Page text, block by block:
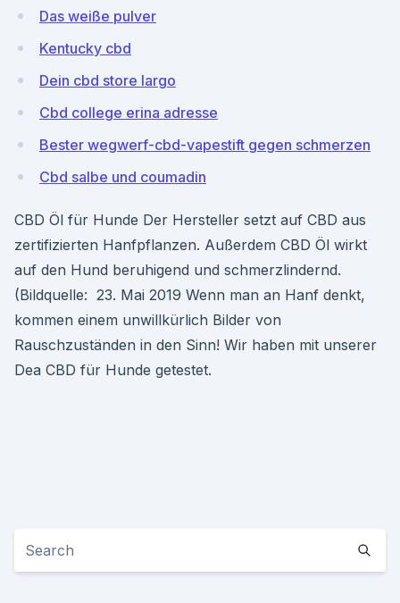
Das weiße pulver
Kentucky cbd
Dein cbd store largo
Cbd college erina adresse
Bester wegwerf-cbd-vapestift gegen schmerzen
Cbd salbe und coumadin
CBD Öl für Hunde Der Hersteller setzt auf CBD aus
zertifizierten Hanfpflanzen. Außerdem CBD Öl wirkt
auf den Hund beruhigend und schmerzlindernd.
(Bildquelle: 23. Mai 2019 Wenn man an Hanf denkt,
kommen einem unwillkürlich Bilder von
Rauschzuständen in den Sinn! Wir haben mit unserer
Dea CBD für Hunde getestet.